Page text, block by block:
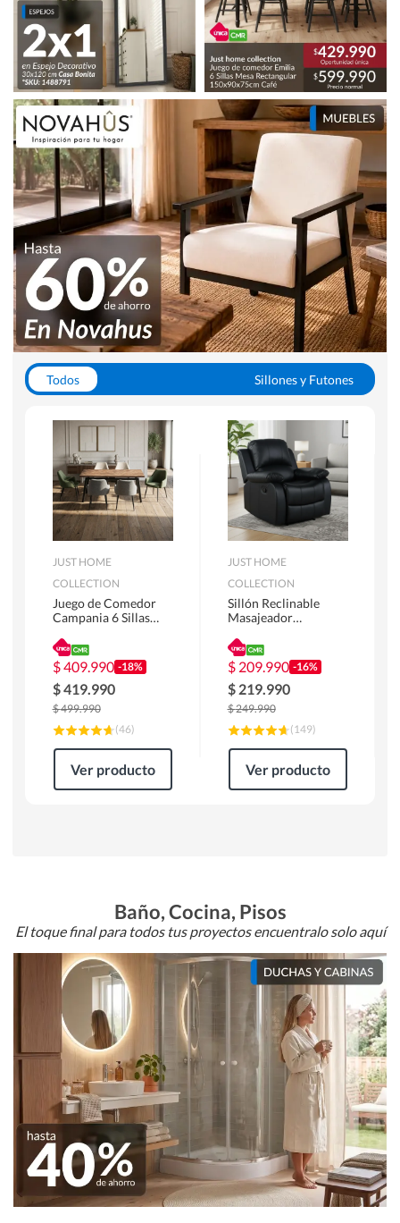
Todos
Sillones y Futones
Escritorios y Sillas PC
Racks y Muebles TV
Alfombras
JUST HOME
COLLECTION
Juego de Comedor
Campania 6 Sillas
180 x 90 x 76 cm
Café
$409.990 -18%
$419.990
$499.990
(46)
Ver producto
JUST HOME
COLLECTION
Sillón Reclinable
Masajeador
Atlanta 91x101x94
cm Negro
$ 209.990 -16%
$ 219.990
$249.990
(149)
Ver producto
Baño, Cocina, Pisos
El toque final para todos tus proyectos encuentralo solo aquí